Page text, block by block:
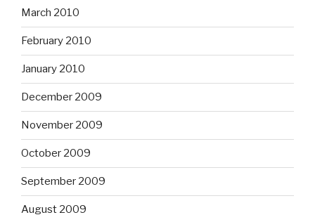
March 2010
February 2010
January 2010
December 2009
November 2009
October 2009
September 2009
August 2009